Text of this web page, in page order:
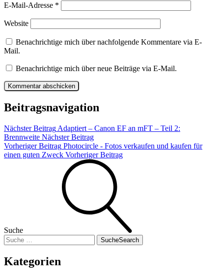
E-Mail-Adresse *
Website
Benachrichtige mich über nachfolgende Kommentare via E-
Mail.
Benachrichtige mich über neue Beiträge via E-Mail.
Beitragsnavigation
Nächster Beitrag Adaptiert – Canon EF an mFT – Teil 2:
Brennweite Nächster Beitrag
Vorheriger Beitrag Photocircle - Fotos verkaufen und kaufen für
einen guten Zweck Vorheriger Beitrag
Suche
SucheSearch
Kategorien